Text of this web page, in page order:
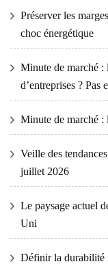
Préserver les
choc énergétique
Minute de marché :
d’entreprises ? Pas
Minute de marché :
Veille des
juillet 2026
Le paysage actuel
Uni
Définir la durabilité